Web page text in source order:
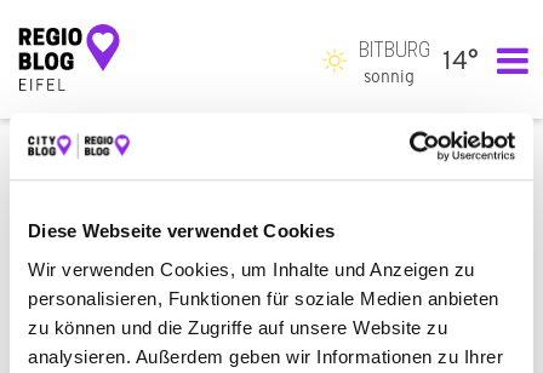
Diese Webseite verwendet Cookies
Wir verwenden Cookies, um Inhalte und Anzeigen zu
personalisieren, Funktionen für soziale Medien anbieten
zu können und die Zugriffe auf unsere Website zu
analysieren. Außerdem geben wir Informationen zu Ihrer
Hauptnavigation
BITBURG
sonnig
14°
ALLE BAUEN & WOHNEN
ÄMTER & BEHÖRDEN
ESSEN & TRINKEN
GESUNDHEIT & MEDIZIN
RECHT & GELD
REISEN & ÜBERNACHTEN